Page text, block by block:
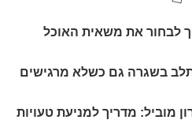
לבחור את משאית האוכל
בשגרה גם כשלא מרגישים
מוביל: מדריך למניעת טעויות